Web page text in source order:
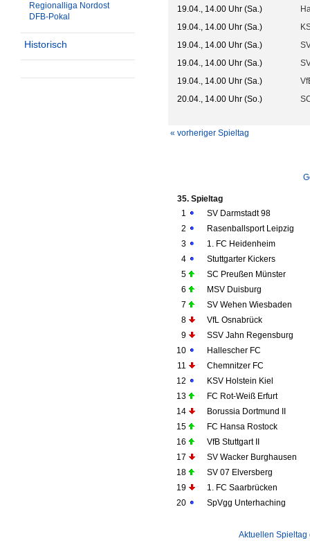
Regionalliga Nordost
DFB-Pokal
Historisch
19.04., 14.00 Uhr (Sa.)
19.04., 14.00 Uhr (Sa.)
19.04., 14.00 Uhr (Sa.)
19.04., 14.00 Uhr (Sa.)
19.04., 14.00 Uhr (Sa.)
20.04., 14.00 Uhr (So.)
« vorheriger Spieltag
35. Spieltag
1
SV Darmstadt 98
2
Rasenballsport Leipzig
3
1. FC Heidenheim
4
Stuttgarter Kickers
5
SC Preußen Münster
6
MSV Duisburg
7
SV Wehen Wiesbaden
8
VfL Osnabrück
9
SSV Jahn Regensburg
10
Hallescher FC
11
Chemnitzer FC
12
KSV Holstein Kiel
13
FC Rot-Weiß Erfurt
14
Borussia Dortmund II
15
FC Hansa Rostock
16
VfB Stuttgart II
17
SV Wacker Burghausen
18
SV 07 Elversberg
19
1. FC Saarbrücken
20
SpVgg Unterhaching
Aktuellen Spieltag